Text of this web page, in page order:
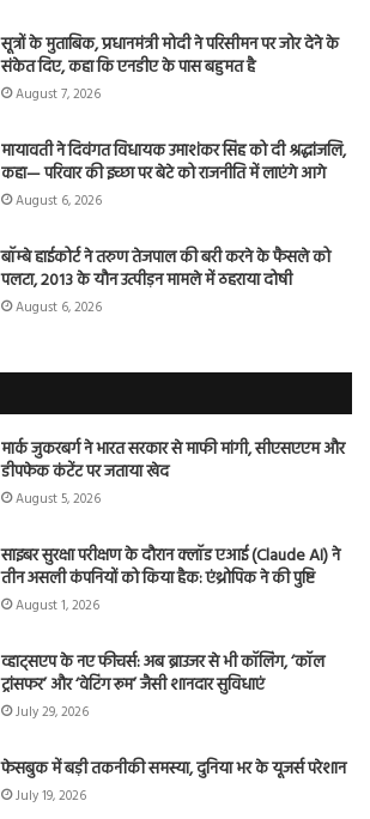
सूत्रों के मुताबिक, प्रधानमंत्री मोदी ने परिसीमन पर जोर देने के
संकेत दिए, कहा कि एनडीए के पास बहुमत है
August 7, 2026
मायावती ने दिवंगत विधायक उमाशंकर सिंह को दी श्रद्धांजलि,
कहा— परिवार की इच्छा पर बेटे को राजनीति में लाएंगे आगे
August 6, 2026
बॉम्बे हाईकोर्ट ने तरुण तेजपाल की बरी करने के फैसले को
पलटा, 2013 के यौन उत्पीड़न मामले में ठहराया दोषी
August 6, 2026
मार्क जुकरबर्ग ने भारत सरकार से माफी मांगी, सीएसएएम और
डीपफेक कंटेंट पर जताया खेद
August 5, 2026
साइबर सुरक्षा परीक्षण के दौरान क्लॉड एआई (Claude AI) ने
तीन असली कंपनियों को किया हैक: एंथ्रोपिक ने की पुष्टि
August 1, 2026
व्हाट्सएप के नए फीचर्स: अब ब्राउजर से भी कॉलिंग, ‘कॉल
ट्रांसफर’ और ‘वेटिंग रूम’ जैसी शानदार सुविधाएं
July 29, 2026
फेसबुक में बड़ी तकनीकी समस्या, दुनिया भर के यूजर्स परेशान
July 19, 2026